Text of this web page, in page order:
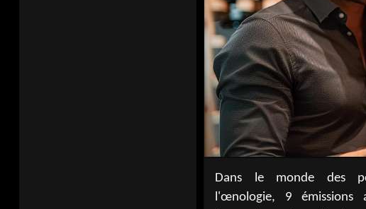
Dans le monde des
l'œnologie, 9 émissions
sommeliers se
culturelles, tandis que